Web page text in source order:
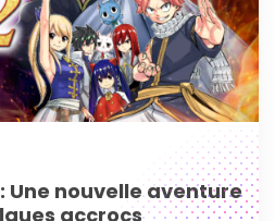
Une nouvelle aventure
accrocs